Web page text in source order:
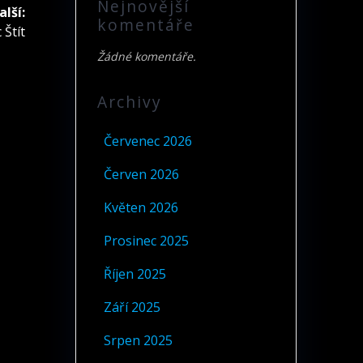
Štít
Nejnovější
komentáře
Žádné komentáře.
Archivy
Červenec 2026
Červen 2026
Květen 2026
Prosinec 2025
Říjen 2025
Září 2025
Srpen 2025